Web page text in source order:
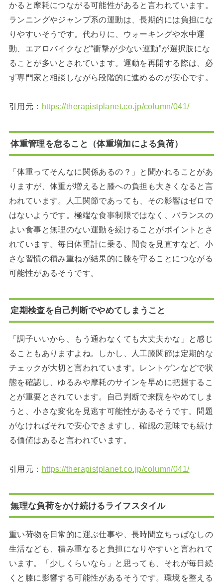
かると摩耗につながる可能性があると言われています。
ランニングやジャンプ系の運動は、長期的には負担にな
りやすいそうです。代わりに、ウォーキングや水中運
動、エアロバイクなど“衝撃が少ない運動”が選択肢にな
ることが多いとされています。運動を再開する際は、必
ず専門家と相談しながら段階的に進めるのが安心です。
引用元： https://therapistplanet.co.jp/column/041/
体重管理を怠ること（体重増加による負荷）
「体重ってそんなに関係あるの？」と聞かれることがあ
りますが、体重が増えると膝への負担も大きくなると言
われています。人工関節であっても、その影響はゼロで
はないようです。極端な食事制限ではなく、バランスの
よい食事と無理のない運動を続けることがポイントとさ
れています。毎日体重計に乗る、間食を見直すなど、小
さな習慣の積み重ねが結果的に膝を守ることにつながる
可能性があるそうです。
定期検査を自己判断でやめてしまうこと
「調子いいから、もう通わなくても大丈夫かな」と感じ
ることもありますよね。しかし、人工膝関節は定期的な
チェックが大切と言われています。レントゲンなどで状
態を確認し、ゆるみや摩耗のサインを早めに把握するこ
とが重要とされています。自己判断で来院をやめてしま
うと、小さな変化を見逃す可能性があるそうです。問題
がなければそれで安心できますし、確認の意味でも続け
る価値はあると言われています。
引用元： https://therapistplanet.co.jp/column/041/
無理な負荷をかけ続けるライフスタイル
重い荷物を日常的に運ぶ仕事や、長時間立ちっぱなしの
生活なども、積み重なると負担になりやすいと言われて
います。「少しくらいなら」と思っても、それが毎日続
くと膝に影響する可能性があるそうです。環境を整える